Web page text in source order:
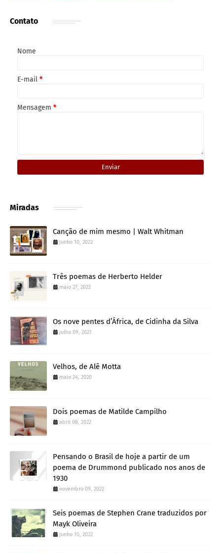
Contato
Nome
E-mail *
Mensagem *
Miradas
Canção de mim mesmo | Walt Whitman
junho 10, 2022
Três poemas de Herberto Helder
maio 27, 2022
Os nove pentes d’África, de Cidinha da Silva
julho 09, 2021
Velhos, de Alê Motta
maio 24, 2020
Dois poemas de Matilde Campilho
abril 08, 2022
Pensando o Brasil de hoje a partir de um
poema de Drummond publicado nos anos de
1930
novembro 09, 2022
Seis poemas de Stephen Crane traduzidos por
Mayk Oliveira
junho 10, 2022